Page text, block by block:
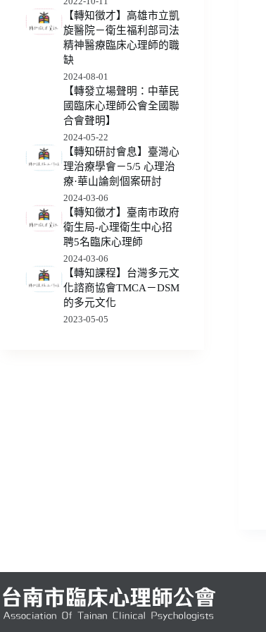
【轉知徵才】高雄市立凱
旋醫院－衛生福利部司法
精神醫療臨床心理師的職
缺
2024-08-01
【轉發立場聲明：中華民
國臨床心理師公會全國聯
合會聲明】
2024-05-22
【轉知研討會息】臺灣心
理治療學會－5/5 心理治
療·華山論劍個案研討
2024-03-06
【轉知徵才】臺南市政府
衛生局-心理衛生中心招
聘5名臨床心理師
2024-03-06
【轉知課程】台灣多元文
化諮商協會TMCA－DSM
的多元文化
2023-05-05